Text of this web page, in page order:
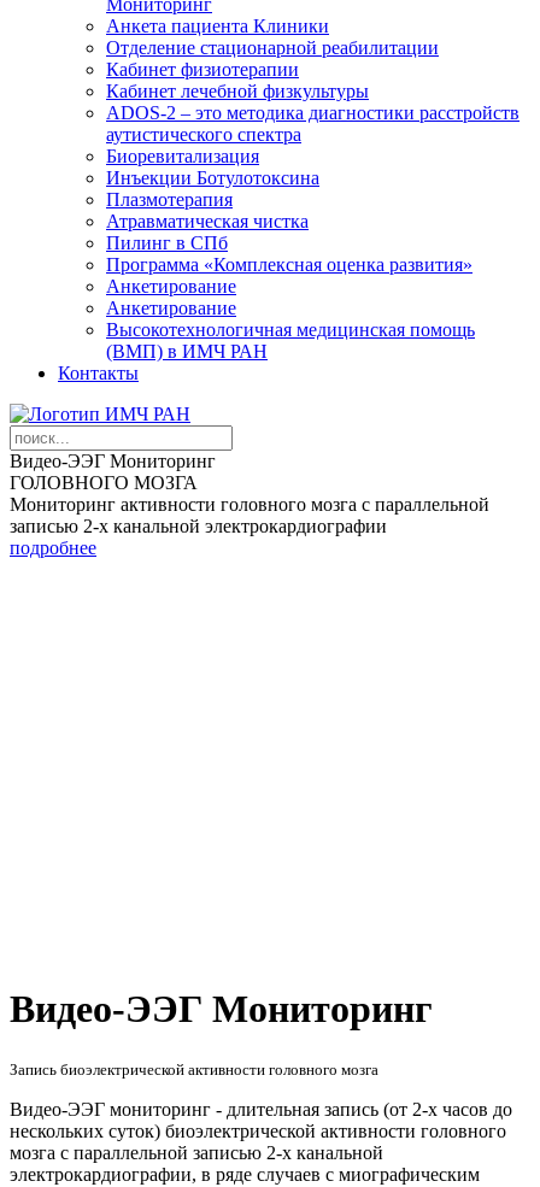
Мониторинг
Анкета пациента Клиники
Отделение стационарной реабилитации
Кабинет физиотерапии
Кабинет лечебной физкультуры
ADOS-2 – это методика диагностики расстройств
аутистического спектра
Биоревитализация
Инъекции Ботулотоксина
Плазмотерапия
Атравматическая чистка
Пилинг в СПб
Программа «Комплексная оценка развития»
Анкетирование
Анкетирование
Высокотехнологичная медицинская помощь
(ВМП) в ИМЧ РАН
Контакты
Видео-ЭЭГ Мониторинг
ГОЛОВНОГО МОЗГА
Мониторинг активности головного мозга с параллельной
записью 2-х канальной электрокардиографии
подробнее
Видео-ЭЭГ Мониторинг
Запись биоэлектрической активности головного мозга
Видео-ЭЭГ мониторинг - длительная запись (от 2-х часов до
нескольких суток) биоэлектрической активности головного
мозга с параллельной записью 2-х канальной
электрокардиографии, в ряде случаев с миографическим